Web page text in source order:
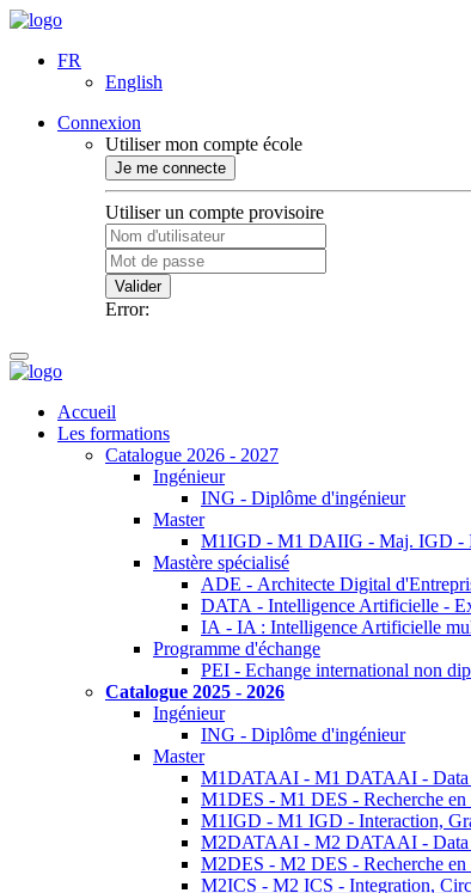
FR
English
Connexion
Utiliser mon compte école
Je me connecte
Utiliser un compte provisoire
Valider
Error:
Accueil
Les formations
Catalogue 2026 - 2027
Ingénieur
ING - Diplôme d'ingénieur
Master
M1IGD - M1 DAIIG - Maj. IGD -
Mastère spécialisé
ADE - Architecte Digital
DATA - Intelligence Artificielle -
IA - IA : Intelligence Artificielle
Programme d'échange
PEI - Echange international non
Catalogue 2025 - 2026
Ingénieur
ING - Diplôme d'ingénieur
Master
M1DATAAI - M1 DATAAI - Data
M1DES - M1 DES - Recherche en
M1IGD - M1 IGD - Interaction,
M2DATAAI - M2 DATAAI - Data
M2DES - M2 DES - Recherche en
M2ICS - M2 ICS - Integration,